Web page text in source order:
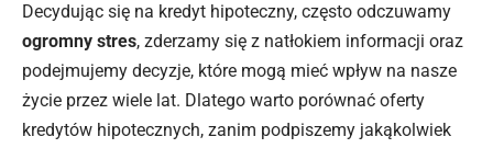
Decydując się na kredyt hipoteczny, często odczuwamy
ogromny stres, zderzamy się z natłokiem informacji oraz
podejmujemy decyzje, które mogą mieć wpływ na nasze
życie przez wiele lat. Dlatego warto porównać oferty
kredytów hipotecznych, zanim podpiszemy jakąkolwiek